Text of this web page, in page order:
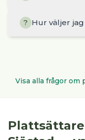
? Hur väljer
Visa alla frågor om
Plattsättare